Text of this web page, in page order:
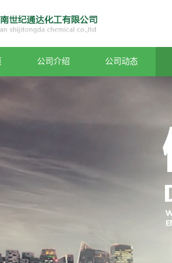
公司介绍 公司动态